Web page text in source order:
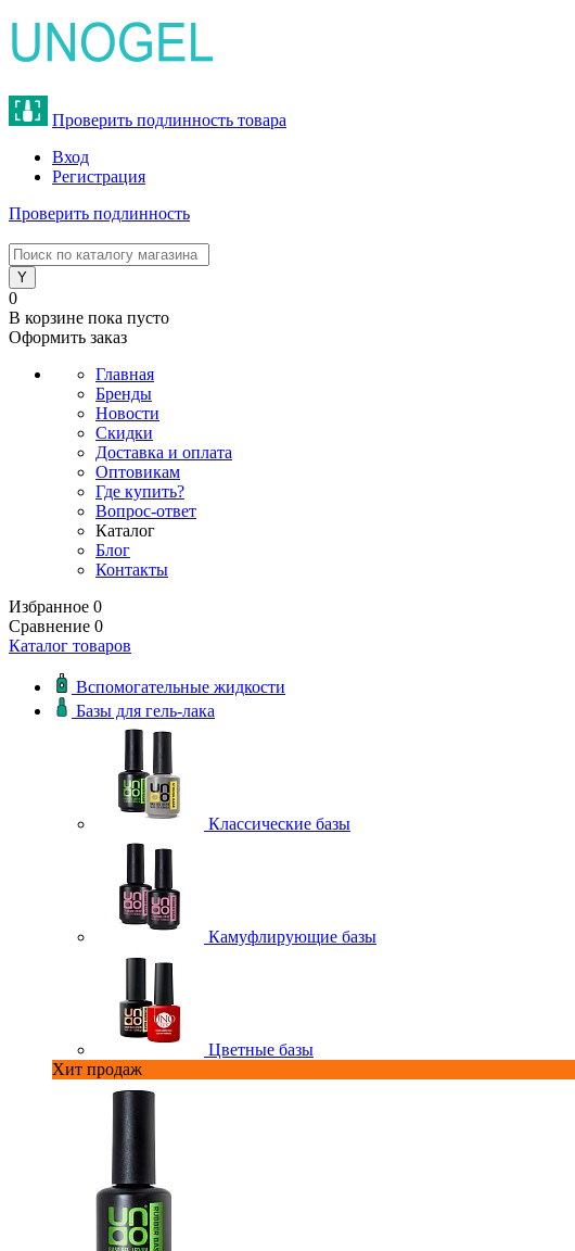
Проверить подлинность товара
Вход
Регистрация
Проверить подлинность
0
В корзине пока пусто
Оформить заказ
Главная
Бренды
Новости
Скидки
Доставка и оплата
Оптовикам
Где купить?
Вопрос-ответ
Каталог
Блог
Контакты
Избранное 0
Сравнение 0
Каталог товаров
Вспомогательные жидкости
Базы для гель-лака
Классические базы
Камуфлирующие базы
Цветные базы
Хит продаж